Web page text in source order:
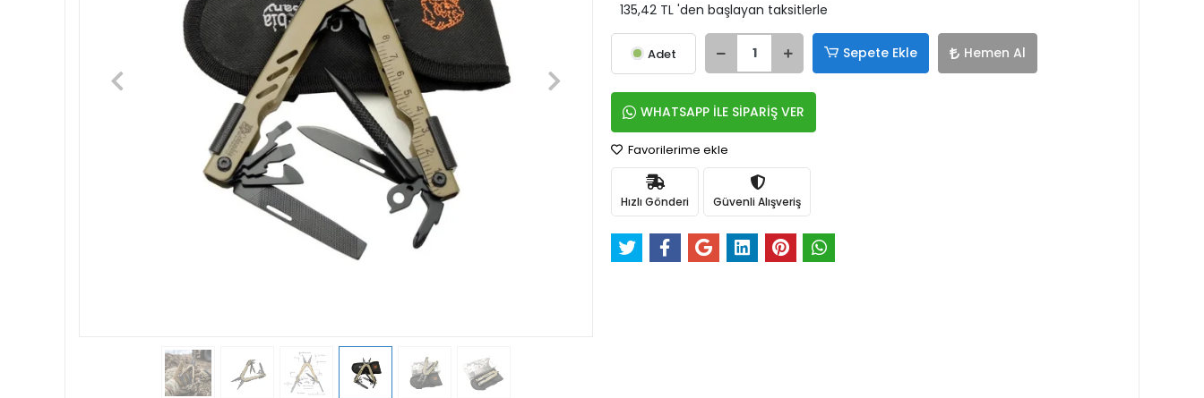
135,42 TL 'den başlayan taksitlerle
Adet Sepete Ekle Hemen Al
WHATSAPP İLE SİPARİŞ VER
Favorilerime ekle
Hızlı Gönderi Güvenli Alışveriş